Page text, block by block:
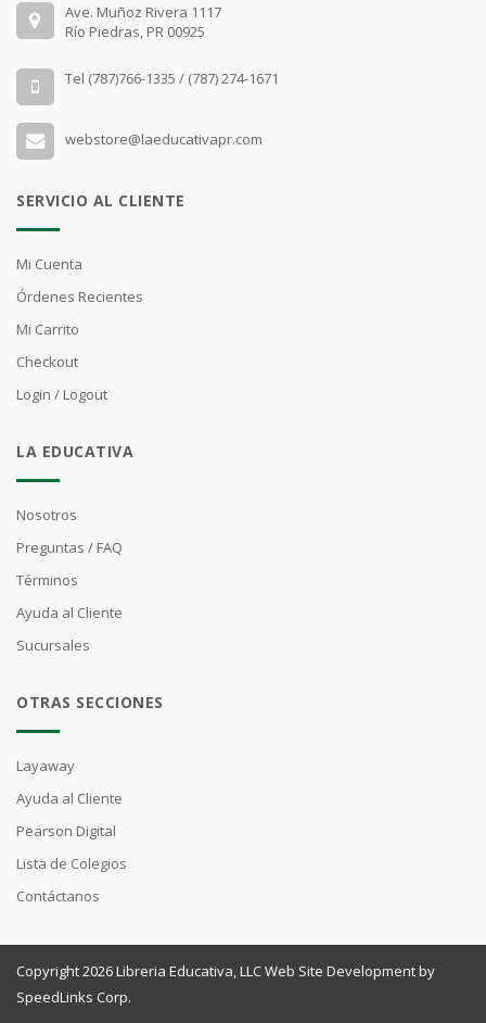
Ave. Muñoz Rivera 1117
Río Piedras, PR 00925
Tel (787)766-1335 / (787) 274-1671
webstore@laeducativapr.com
SERVICIO AL CLIENTE
Mi Cuenta
Órdenes Recientes
Mi Carrito
Checkout
Login / Logout
LA EDUCATIVA
Nosotros
Preguntas / FAQ
Términos
Ayuda al Cliente
Sucursales
OTRAS SECCIONES
Layaway
Ayuda al Cliente
Pearson Digital
Lista de Colegios
Contáctanos
Copyright 2026 Libreria Educativa, LLC Web Site Development by
SpeedLinks Corp.